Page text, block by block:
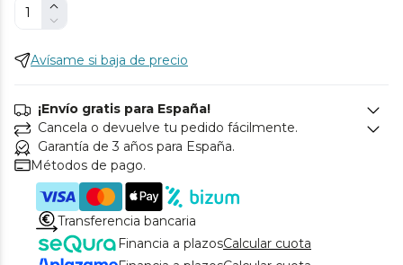
Avísame si baja de precio
¡Envío gratis para España!
Cancela o devuelve tu pedido fácilmente.
Garantía de 3 años para España.
Métodos de pago.
Transferencia bancaria
Financia a plazosCalcular cuota